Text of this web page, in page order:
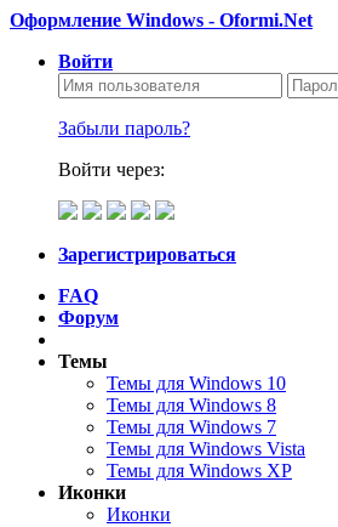
Оформление Windows - Oformi.Net
Войти
Забыли пароль?
Войти через:
Зарегистрироваться
FAQ
Форум
Темы
Темы для Windows 10
Темы для Windows 8
Темы для Windows 7
Темы для Windows Vista
Темы для Windows XP
Иконки
Иконки